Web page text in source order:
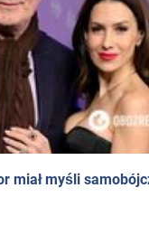
miał myśli